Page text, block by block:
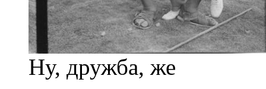
Ну, дружба, же